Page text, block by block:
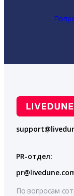
PR-отдел:
По вопросам